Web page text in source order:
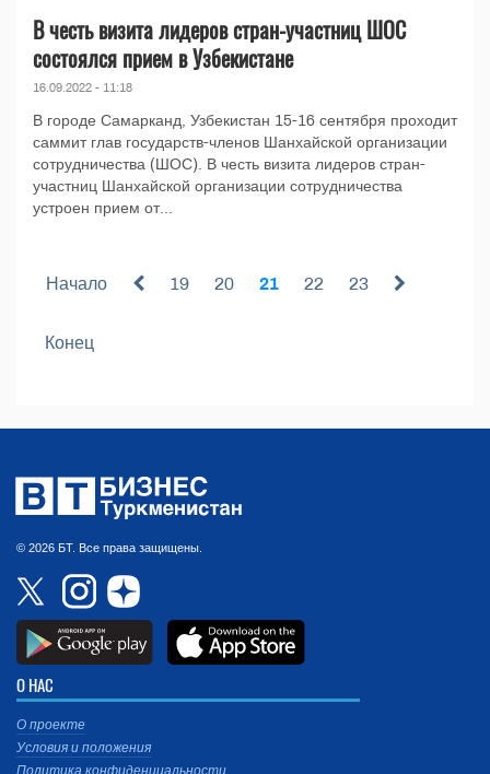
В честь визита лидеров стран-участниц ШОС
состоялся прием в Узбекистане
16.09.2022 - 11:18
В городе Самарканд, Узбекистан 15-16 сентября проходит
саммит глав государств-членов Шанхайской организации
сотрудничества (ШОС). В честь визита лидеров стран-
участниц Шанхайской организации сотрудничества
устроен прием от...
Начало 19 20 21 22 23
Конец
© 2026 БТ. Все права защищены.
О НАС
О проекте
Условия и положения
Политика конфиденциальности